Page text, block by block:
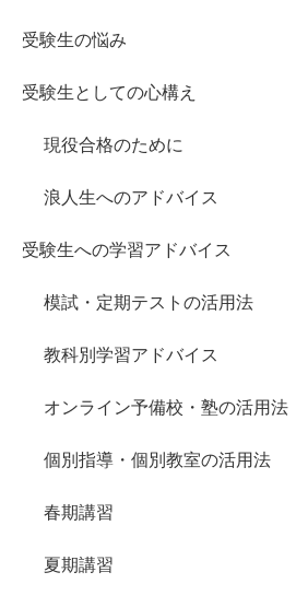
受験生の悩み
受験生としての心構え
現役合格のために
浪人生へのアドバイス
受験生への学習アドバイス
模試・定期テストの活用法
教科別学習アドバイス
オンライン予備校・塾の活用法
個別指導・個別教室の活用法
春期講習
夏期講習